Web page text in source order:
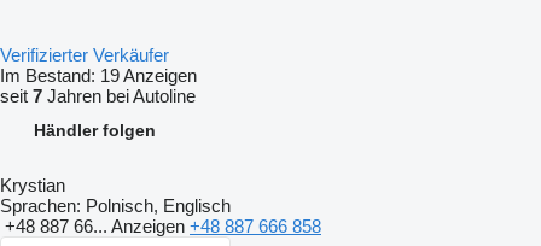
Verifizierter Verkäufer
Im Bestand: 19 Anzeigen
seit 7 Jahren bei Autoline
Händler folgen
Krystian
Sprachen: Polnisch, Englisch
+48 887 66... Anzeigen +48 887 666 858